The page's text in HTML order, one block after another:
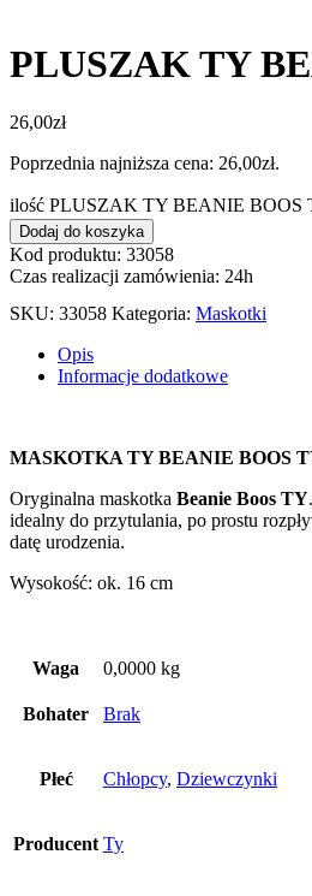
PLUSZAK TY
26,00zł
Poprzednia najniższa cena: 26,00zł.
ilość PLUSZAK TY BEANIE BOOS
Dodaj do koszyka
Kod produktu: 33058
Czas realizacji zamówienia: 24h
SKU: 33058 Kategoria: Maskotki
Opis
Informacje dodatkowe
MASKOTKA TY BEANIE BOOS
Oryginalna maskotka Beanie Boos TY
idealny do przytulania, po prostu
datę urodzenia.
Wysokość: ok. 16 cm
Waga 0,0000 kg
Bohater Brak
Płeć Chłopcy, Dziewczynki
Producent Ty